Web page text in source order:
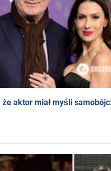
aktor miał myśli